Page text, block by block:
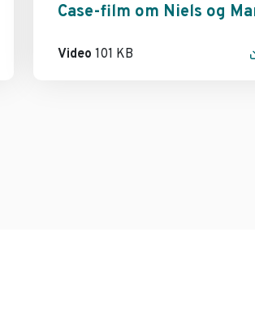
Case-film om Niels og
Video 101 KB